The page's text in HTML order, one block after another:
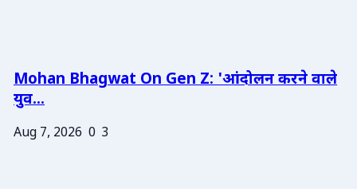
Mohan Bhagwat On Gen Z: 'आंदोलन करने वाले
युव...
Aug 7, 2026 0 3